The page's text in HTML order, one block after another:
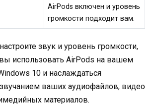
AirPods включен и уровень
громкости подходит вам.
звук и уровень громкости,
использовать AirPods на вашем
10 и наслаждаться
ваших аудиофайлов, видео
материалов.